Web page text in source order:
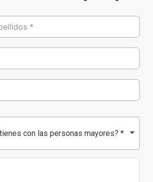
con las personas mayores? *